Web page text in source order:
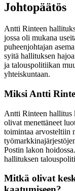
Johtopäätös
Antti Rinteen
jossa oli mukana
puheenjohtajan
syitä hallituksen
ja talouspolitiikan
yhteiskuntaan.
Miksi Antti
Antti Rinteen hallitus
olivat menettäneet
toimintaa arvosteltiin
Postin lakon
hallituksen
Mitkä olivat